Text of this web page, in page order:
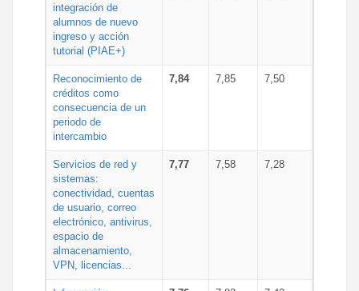
integración de
alumnos de nuevo
ingreso y acción
tutorial (PIAE+)
Reconocimiento de
créditos como
consecuencia de un
periodo de
intercambio
7,84 7,85 7,50
Servicios de red y
sistemas:
conectividad, cuentas
de usuario, correo
electrónico, antivirus,
espacio de
almacenamiento,
VPN, licencias...
7,77 7,58 7,28